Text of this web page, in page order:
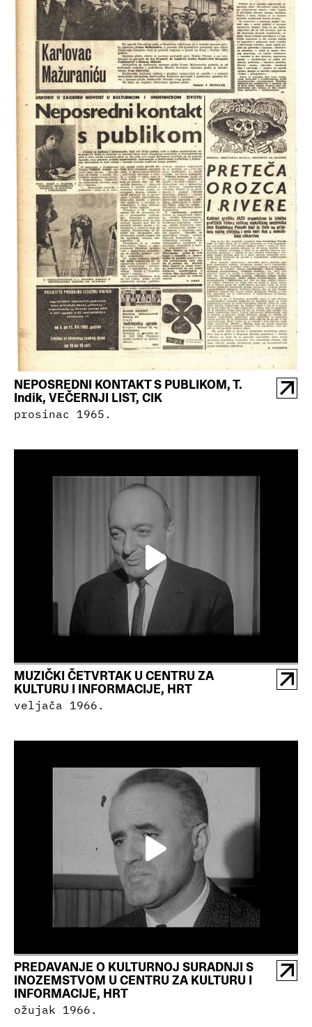
NEPOSREDNI KONTAKT S PUBLIKOM, T.
Indik, VEČERNJI LIST, CIK
prosinac 1965.
MUZIČKI ČETVRTAK U CENTRU ZA
KULTURU I INFORMACIJE, HRT
veljača 1966.
PREDAVANJE O KULTURNOJ SURADNJI S
INOZEMSTVOM U CENTRU ZA KULTURU I
INFORMACIJE, HRT
ožujak 1966.